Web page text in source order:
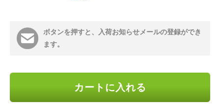
ボタンを押すと、入荷お知らせメールの登録ができ
ます。
カートに入れる